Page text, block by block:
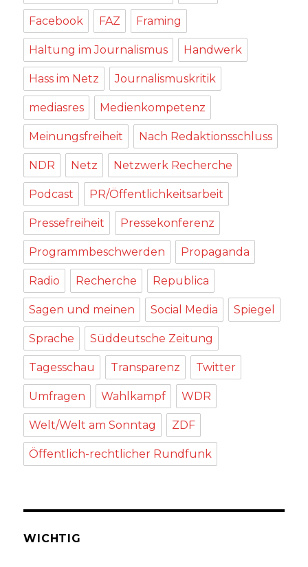
Facebook FAZ Framing
Haltung im Journalismus Handwerk
Hass im Netz Journalismuskritik
mediasres Medienkompetenz
Meinungsfreiheit Nach Redaktionsschluss
NDR Netz Netzwerk Recherche
Podcast PR/Öffentlichkeitsarbeit
Pressefreiheit Pressekonferenz
Programmbeschwerden Propaganda
Radio Recherche Republica
Sagen und meinen Social Media Spiegel
Sprache Süddeutsche Zeitung
Tagesschau Transparenz Twitter
Umfragen Wahlkampf WDR
Welt/Welt am Sonntag ZDF
Öffentlich-rechtlicher Rundfunk
WICHTIG